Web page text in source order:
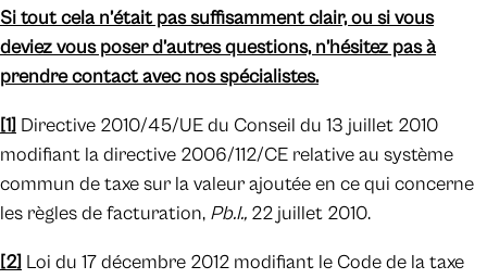
Si tout cela n’était pas suffisamment clair, ou si vous
deviez vous poser d’autres questions, n’hésitez pas à
prendre contact avec nos spécialistes.
[1] Directive 2010/45/UE du Conseil du 13 juillet 2010
modifiant la directive 2006/112/CE relative au système
commun de taxe sur la valeur ajoutée en ce qui concerne
les règles de facturation, Pb.I., 22 juillet 2010.
[2] Loi du 17 décembre 2012 modifiant le Code de la taxe